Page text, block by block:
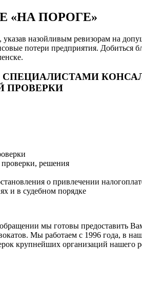
«НА ПОРОГЕ»
назойливым ревизорам на
потери предприятия. Добиться
ПРОВЕРКИ
проверки, решения
о привлечении
и в судебном порядке
мы готовы предоставить
Мы работаем с 1996 года, в
крупнейших организаций нашего